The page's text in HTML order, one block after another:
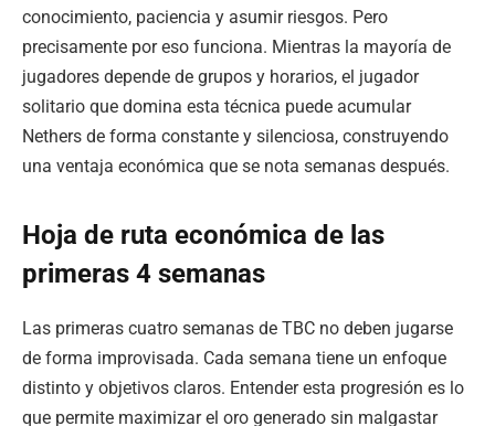
conocimiento, paciencia y asumir riesgos. Pero
precisamente por eso funciona. Mientras la mayoría de
jugadores depende de grupos y horarios, el jugador
solitario que domina esta técnica puede acumular
Nethers de forma constante y silenciosa, construyendo
una ventaja económica que se nota semanas después.
Hoja de ruta económica de las
primeras 4 semanas
Las primeras cuatro semanas de TBC no deben jugarse
de forma improvisada. Cada semana tiene un enfoque
distinto y objetivos claros. Entender esta progresión es lo
que permite maximizar el oro generado sin malgastar